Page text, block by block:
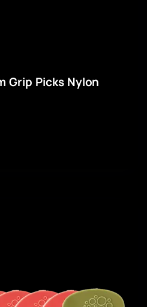
Grip Picks Nylon